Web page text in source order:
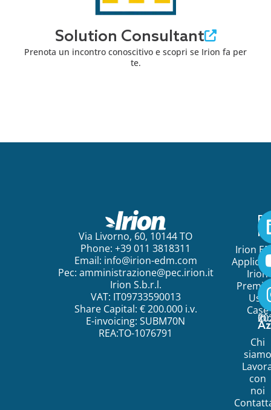
Solution Consultant
Prenota un incontro conoscitivo e scopri se Irion fa per
te.
Via Livorno, 60, 10144 TO
Phone: +39 011 3818311
Email: info@irion-edm.com
Pec: amministrazione@pec.irion.it
Irion S.b.r.l.
VAT: IT09733590013
Share Capital: € 200.000 i.v.
E-invoicing: SUBM70N
REA:TO-1076791
Irion
Irion
Use
Case
Chi
siamo
con
noi
©